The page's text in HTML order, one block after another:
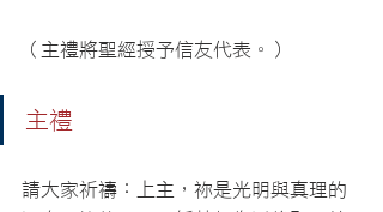
（主禮將聖經授予信友代表。）
主禮
請大家祈禱：上主，祢是光明與真理的